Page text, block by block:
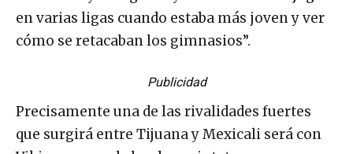
en varias ligas cuando estaba más joven y ver
cómo se retacaban los gimnasios”.
Publicidad
Precisamente una de las rivalidades fuertes
que surgirá entre Tijuana y Mexicali será con